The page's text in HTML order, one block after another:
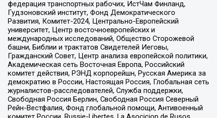
федерация транспортных рабочих, ИстЧам Финланд,
Гудзоновский институт, Фонд Демократического
Развития, Комитет-2024, Центрально-Европейский
университет, Центр восточноевропейских и
международных исследований, Общество Сторожевой
башни, Библии и трактатов Свидетелей Иеговы,
Гражданский Совет, Центр анализа европейской политики,
Академическая сеть Восточная Европа, Российский
комитет действия, РЭНД корпорейшн, Русская Америка за
демократию в России, Настоящая Россия, Глобальная сеть
журналистов-расследователей, Служба поддержки,
Свободная Россия Берлин, Свободная Россия Северный
Рейн-Вестфалия, Фонд глобальной помощи, Антивоенный